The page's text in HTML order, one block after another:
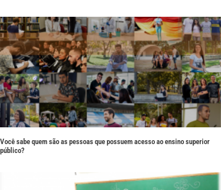
Você sabe quem são as pessoas que possuem acesso ao ensino superior
público?